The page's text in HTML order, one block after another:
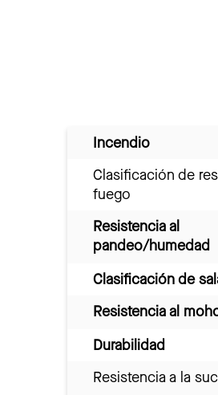
Incendio
Clasificación de
fuego
Resistencia al
pandeo/humedad
Clasificación de
Resistencia al
Durabilidad
Resistencia a la